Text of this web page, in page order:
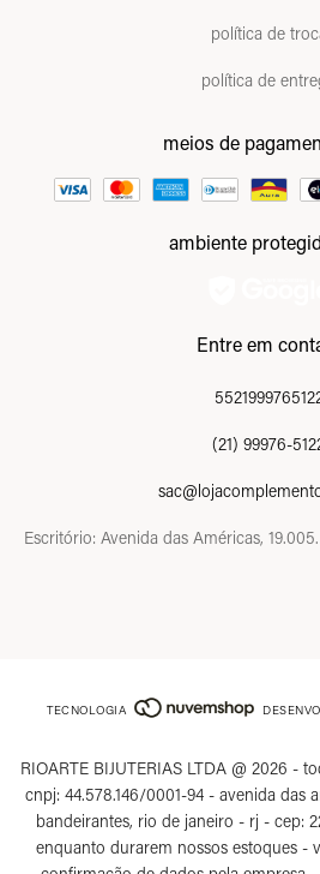
política de
política de
meios de
ambiente
Entre em
(21) 99976-
Escritório: Avenida das Américas,
TECNOLOGIA
RIOARTE BIJUTERIAS LTDA @ 2026 -
cnpj: 44.578.146/0001-94 - avenida das
bandeirantes, rio de janeiro - rj - cep:
enquanto durarem nossos estoques -